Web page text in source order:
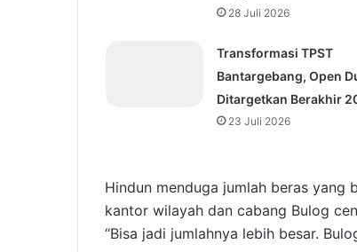
28 Juli 2026
Transformasi TPST
Bantargebang, Open
Ditargetkan Berakhir
23 Juli 2026
Hindun menduga jumlah beras
kantor wilayah dan cabang Bulog
“Bisa jadi jumlahnya lebih besar.